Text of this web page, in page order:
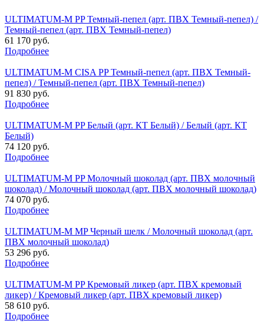
ULTIMATUM-M PP Темный-пепел (арт. ПВХ Темный-пепел) /
Темный-пепел (арт. ПВХ Темный-пепел)
61 170 руб.
Подробнее
ULTIMATUM-M CISA PP Темный-пепел (арт. ПВХ Темный-
пепел) / Темный-пепел (арт. ПВХ Темный-пепел)
91 830 руб.
Подробнее
ULTIMATUM-M PP Белый (арт. КТ Белый) / Белый (арт. КТ
Белый)
74 120 руб.
Подробнее
ULTIMATUM-M PP Молочный шоколад (арт. ПВХ молочный
шоколад) / Молочный шоколад (арт. ПВХ молочный шоколад)
74 070 руб.
Подробнее
ULTIMATUM-M MP Черный шелк / Молочный шоколад (арт.
ПВХ молочный шоколад)
53 296 руб.
Подробнее
ULTIMATUM-M PP Кремовый ликер (арт. ПВХ кремовый
ликер) / Кремовый ликер (арт. ПВХ кремовый ликер)
58 610 руб.
Подробнее